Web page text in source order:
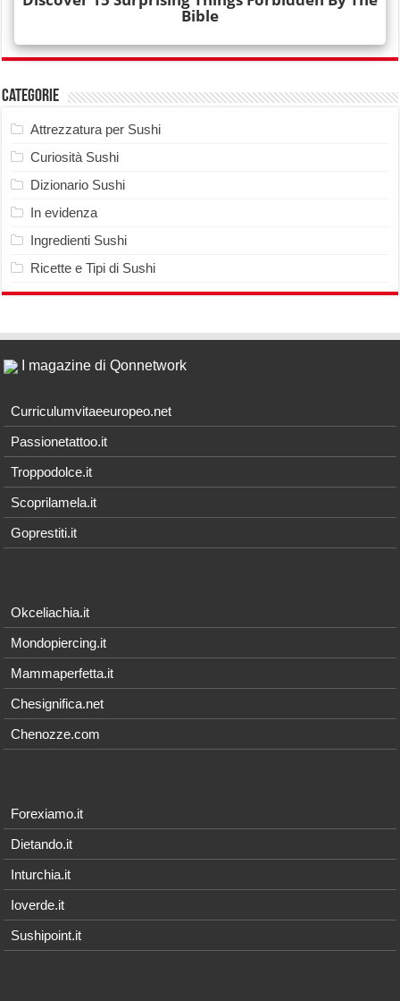
Categorie
Attrezzatura per Sushi
Curiosità Sushi
Dizionario Sushi
In evidenza
Ingredienti Sushi
Ricette e Tipi di Sushi
I magazine di Qonnetwork
Curriculumvitaeeuropeo.net
Passionetattoo.it
Troppodolce.it
Scoprilamela.it
Goprestiti.it
Okceliachia.it
Mondopiercing.it
Mammaperfetta.it
Chesignifica.net
Chenozze.com
Forexiamo.it
Dietando.it
Inturchia.it
Ioverde.it
Sushipoint.it